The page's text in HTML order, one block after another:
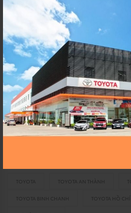
Ngoài ra, trong lĩnh vực pin,
mức đầu tư cho sự phát triển từ
bố vào tháng 9) lên 2 nghìn tỷ
những loại pin tiên tiến hơn,
phải chăng.
Toyota luôn hướng tới mục tiêu
đóng góp vào việc bảo vệ môi
mang lại hạnh phúc và tương